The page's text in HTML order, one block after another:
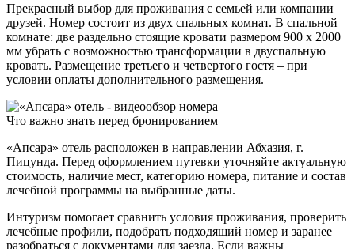
Прекрасный выбор для проживания с семьей или компании
друзей. Номер состоит из двух спальных комнат. В спальной
комнате: две раздельно стоящие кровати размером 900 х 2000
мм убрать с возможностью трансформации в двуспальную
кровать. Размещение третьего и четвертого гостя – при
условии оплаты дополнительного размещения.
Что важно знать перед бронированием
«Апсара» отель расположен в направлении Абхазия, г.
Пицунда. Перед оформлением путевки уточняйте актуальную
стоимость, наличие мест, категорию номера, питание и состав
лечебной программы на выбранные даты.
Интуризм помогает сравнить условия проживания, проверить
лечебные профили, подобрать подходящий номер и заранее
разобраться с документами для заезда. Если важны